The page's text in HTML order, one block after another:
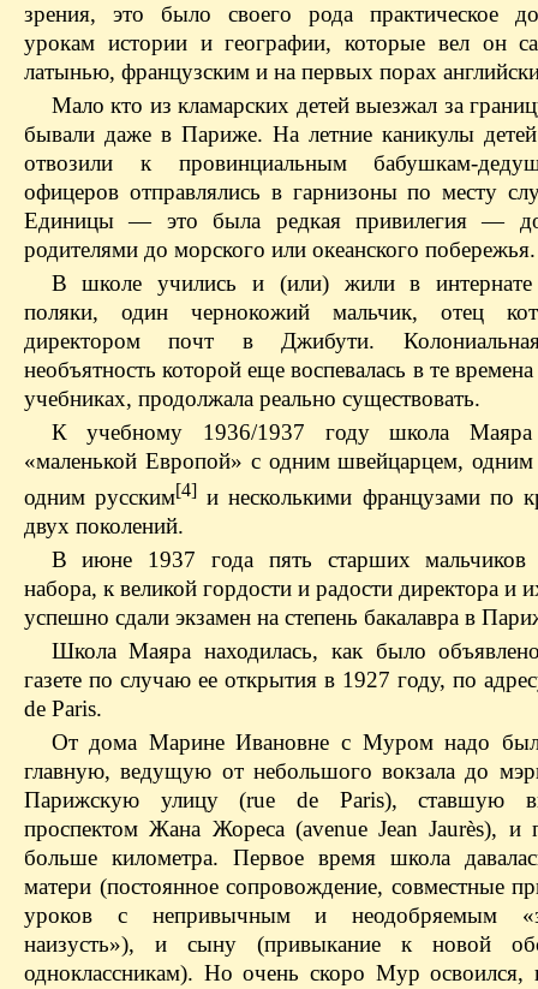
зрения, это было своего рода практическое
урокам истории и географии, которые вел он
латынью, французским и на первых порах
Мало кто из кламарских детей выезжал за
бывали даже в Париже. На летние каникулы
отвозили к провинциальным бабушкам-
офицеров отправлялись в гарнизоны по месту
Единицы — это была редкая привилегия —
родителями до морского или океанского побережья.
В школе учились и (или) жили в интернате
поляки, один чернокожий мальчик, отец
директором почт в Джибути.
необъятность которой еще воспевалась в те
учебниках, продолжала реально существовать.
К учебному 1936/1937 году школа
«маленькой Европой» с одним швейцарцем,
одним русским[4] и несколькими французами по
двух поколений.
В июне 1937 года пять старших мальчиков
набора, к великой гордости и радости директора и
успешно сдали экзамен на степень бакалавра в
Школа Маяра находилась, как было
газете по случаю ее открытия в 1927 году, по
de Paris.
От дома Марине Ивановне с Муром надо
главную, ведущую от небольшого вокзала до
Парижскую улицу (rue de Paris), ставшую
проспектом Жана Жореса (avenue Jean Jaurès), и
больше километра. Первое время школа
матери (постоянное сопровождение, совместные
уроков с непривычным и неодобряемым
наизусть»), и сыну (привыкание к новой
одноклассникам). Но очень скоро Мур освоился,